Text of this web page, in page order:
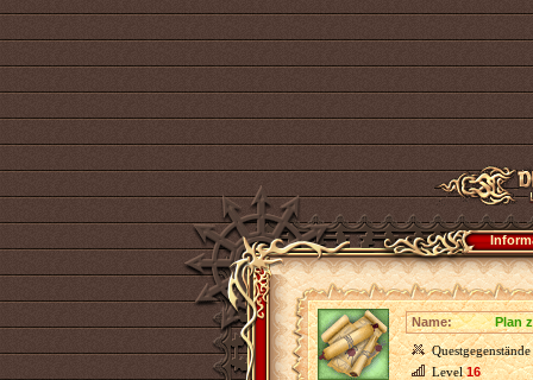
Name:
Plan
Questgegenstände
Level16